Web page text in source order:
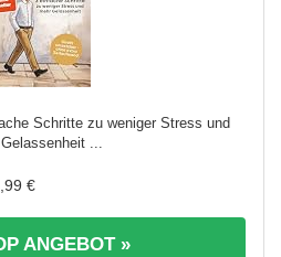
Schritte zu weniger Stress und
...
€
ANGEBOT »